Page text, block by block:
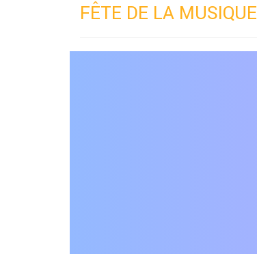
FÊTE DE LA MUSIQUE